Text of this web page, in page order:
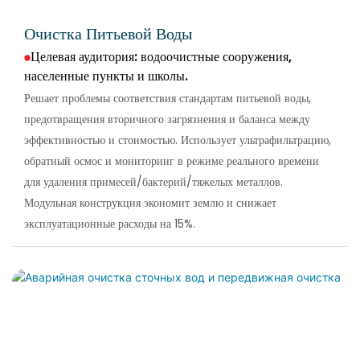
Очистка Питьевой Воды
Целевая аудитория: водоочистные сооружения,
населенные пункты и школы.
Решает проблемы соответствия стандартам питьевой воды,
предотвращения вторичного загрязнения и баланса между
эффективностью и стоимостью. Использует ультрафильтрацию,
обратный осмос и мониторинг в режиме реального времени
для удаления примесей/бактерий/тяжелых металлов.
Модульная конструкция экономит землю и снижает
эксплуатационные расходы на 15%.